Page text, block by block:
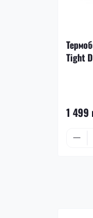
Tight
1 499